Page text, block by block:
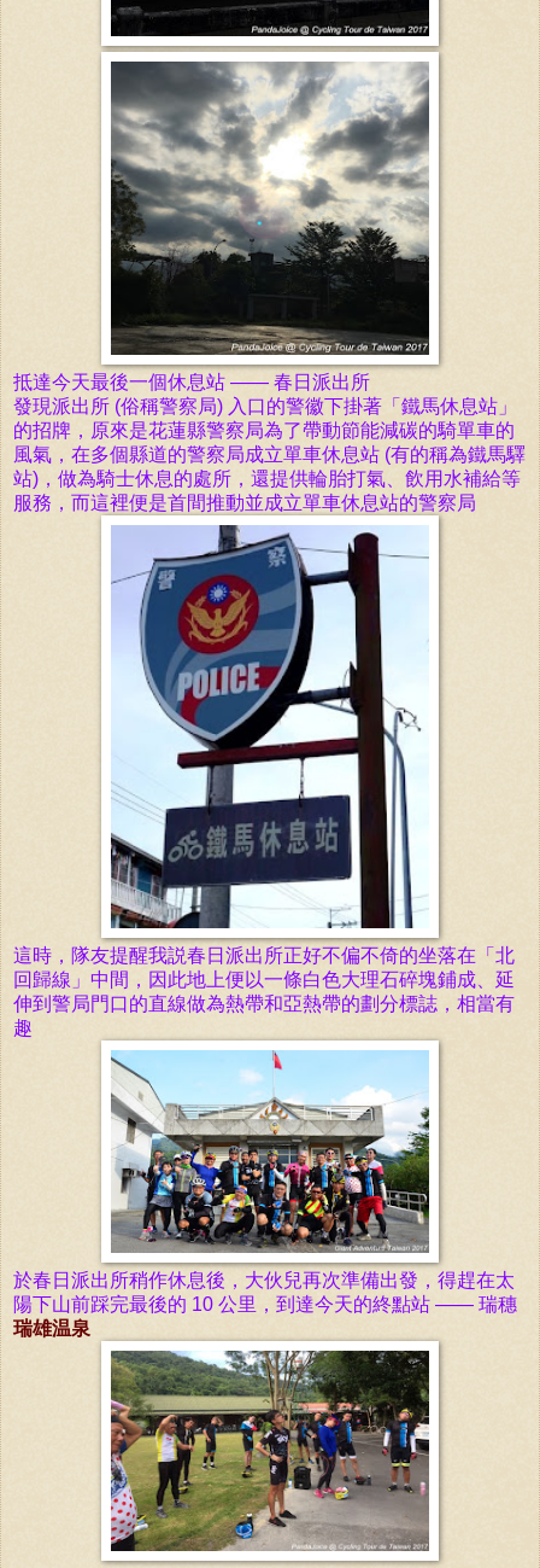
抵達今天最後一個休息站 —— 春日派出所
發現派出所 (俗稱警察局) 入口的警徽下掛著「鐵馬休息站」
的招牌， 原來是花蓮縣警察局為了帶動節能減碳的騎單車的
風氣，在多個縣道的警察局成立單車休息站 (有的稱為鐵馬驛
站)，做為騎士休息的處所，還提供輪胎打氣、飲用水補給等
服務，而這裡便是首間推動並成立單車休息站的警察局
這時，隊友提醒我説春日派出所正好不偏不倚的坐落在 「 北
回歸線 」中間，因此地上便以一條白色大理石碎塊鋪成、延
伸到警局門口的直線做為熱帶和亞熱帶的劃分標誌，相當有
趣
於春日派出所稍作休息後，大伙兒再次準備出發，得趕在太
陽下山前踩完最後的 10 公里，到達今天的終點站 —— 瑞穗
瑞雄温泉